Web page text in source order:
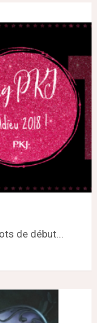
de début...